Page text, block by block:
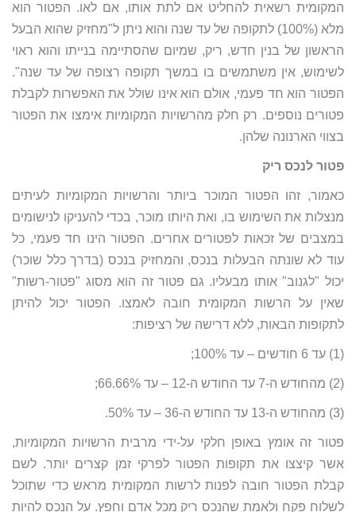
המקומית רשאית להחליט אם לתת אותו, אם לאו. הפטור הוא
מלא (100%) לתקופה של עד שנה והוא ניתן ל"מחזיק שהוא הבעל
הראשון של בנין חדש, ריק, שמיום שהסתיימה בנייתו והוא ראוי
לשימוש, אין משתמשים בו במשך תקופה רצופה של עד שנה".
הפטור הוא חד פעמי, אולם הוא אינו שולל את האפשרות לקבלת
פטורים נוספים. רק חלק מהרשויות המקומיות אימצו את הפטור
בצווי הארנונה שלהן.
פטור לנכס ריק
כאמור, זהו הפטור המוכר ביותר והרשויות המקומיות לעיתים
מנצלות את השימוש בו, ואת היותו מוכר, בכדי להעניקו לנישומים
במצבים של זכאות לפטורים אחרים. הפטור הינו חד פעמי, כל
עוד לא שונתה הבעלות בנכס, והמחזיק בנכס (בדרך כלל שוכר)
יכול "לגנוב" אותו מבעליו. גם פטור זה הוא מסוג "פטור-רשות"
שאין על הרשות המקומית חובה לאמצו. הפטור יכול להיתן
לתקופות הבאות, ללא דרישה של רציפות:
(1) עד 6 חודשים – עד 100%;
(2) מהחודש ה-7 עד החודש ה-12 – עד 66.66%;
(3) מהחודש ה-13 עד החודש ה-36 – עד 50%.
פטור זה אומץ באופן חלקי על-ידי מרבית הרשויות המקומיות,
אשר קיצצו את תקופות הפטור לפרקי זמן קצרים יותר. לשם
קבלת הפטור חובה לפנות לרשות המקומית מראש כדי שתוכל
לשלוח פקח ולאמת שהנכס ריק מכל אדם וחפץ. על הנכס להיות